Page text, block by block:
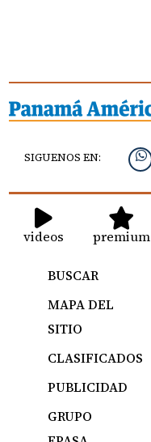
SIGUENOS EN:
videos premium
BUSCAR
MAPA DEL
SITIO
CLASIFICADOS
PUBLICIDAD
GRUPO